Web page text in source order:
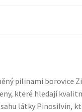
pilinami borovice
které hledají
látky Pinosilvin,